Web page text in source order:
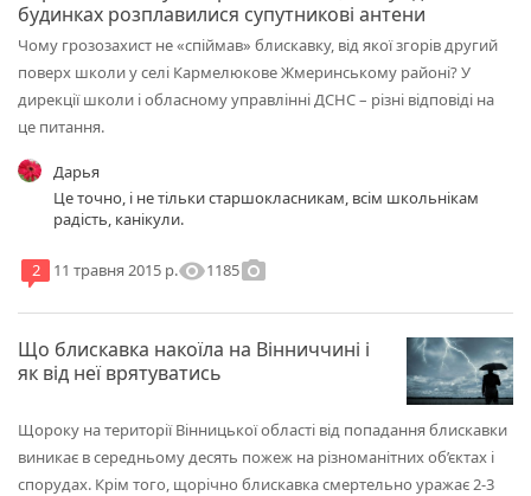
будинках розплавилися супутникові антени
Чому грозозахист не «спіймав» блискавку, від якої згорів другий
поверх школи у селі Кармелюкове Жмеринському районі? У
дирекції школи і обласному управлінні ДСНС – різні відповіді на
це питання.
Дарья
Це точно, і не тільки старшокласникам, всім школьнікам
радість, канікули.
2 11 травня 2015 р.visibility1185photo_camera
Що блискавка накоїла на Вінниччині і
як від неї врятуватись
Щороку на території Вінницької області від попадання блискавки
виникає в середньому десять пожеж на різноманітних об’єктах і
спорудах. Крім того, щорічно блискавка смертельно уражає 2-3